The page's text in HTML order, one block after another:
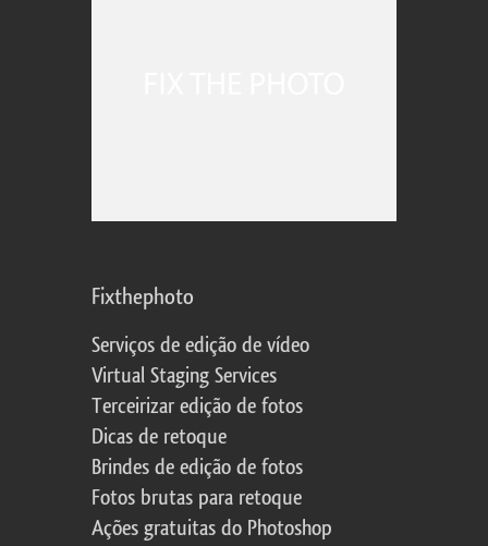
Fixthephoto
Serviços de edição de vídeo
Virtual Staging Services
Terceirizar edição de fotos
Dicas de retoque
Brindes de edição de fotos
Fotos brutas para retoque
Ações gratuitas do Photoshop